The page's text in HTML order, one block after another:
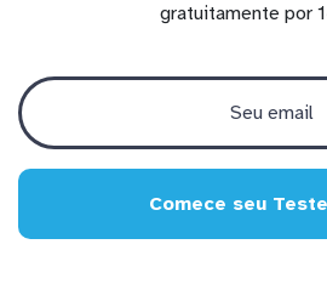
gratuitamente por
Comece seu